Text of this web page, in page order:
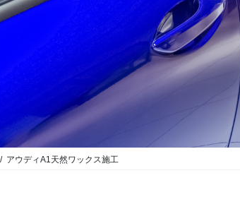
アウディA1天然ワックス施工